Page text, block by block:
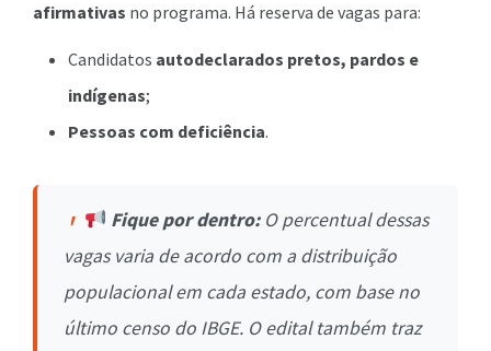
afirmativas no programa. Há reserva de vagas para:
Candidatos autodeclarados pretos, pardos e
indígenas;
Pessoas com deficiência.
Fique por dentro:O percentual dessas
vagas varia de acordo com a distribuição
populacional em cada estado, com base no
último censo do IBGE. O edital também traz